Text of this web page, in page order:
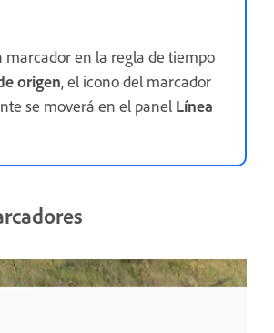
marcador en la regla de tiempo
origen, el icono del marcador
se moverá en el panel Línea